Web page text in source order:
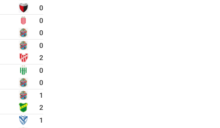
0
0
0
0
2
0
0
1
2
1